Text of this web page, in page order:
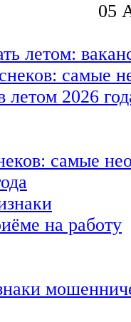
05
летом:
самые